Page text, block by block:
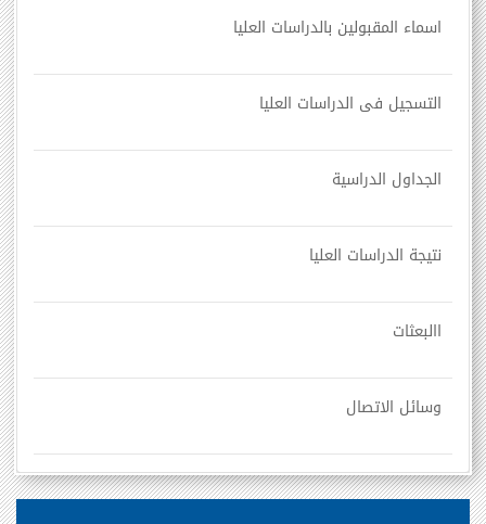
اسماء المقبولين بالدراسات العليا
التسجيل فى الدراسات العليا
الجداول الدراسية
نتيجة الدراسات العليا
االبعثات
وسائل الاتصال